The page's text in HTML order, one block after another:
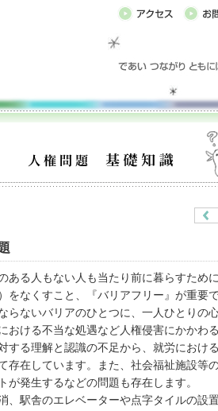
ある人もない人も当たり前に暮らすため
をなくすこと、『バリアフリー』が重要で
らないバリアのひとつに、一人ひとりの
おける不当な処遇など人権侵害にかかわ
する理解と認識の不足から、就労におけ
存在しています。また、社会福祉施設等
が発生するなどの問題も存在します。
、駅舎のエレベーターや点字タイルの設